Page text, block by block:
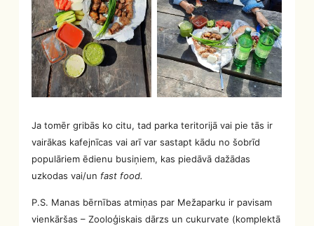
Ja tomēr gribās ko citu, tad parka teritorijā vai pie tās ir
vairākas kafejnīcas vai arī var sastapt kādu no šobrīd
populāriem ēdienu busiņiem, kas piedāvā dažādas
uzkodas vai/unfast food.
P.S. Manas bērnības atmiņas par Mežaparku ir pavisam
vienkāršas – Zooloģiskais dārzs un cukurvate (komplektā